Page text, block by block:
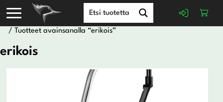
/ Tuotteet avainsanalla “erikois”
erikois